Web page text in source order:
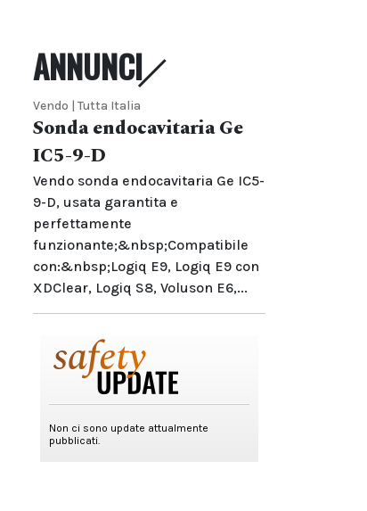
ANNUNCI
Vendo | Tutta Italia
Sonda endocavitaria Ge
IC5-9-D
Vendo sonda endocavitaria Ge IC5-
9-D, usata garantita e
perfettamente
funzionante;&nbsp;Compatibile
con:&nbsp;Logiq E9, Logiq E9 con
XDClear, Logiq S8, Voluson E6,...